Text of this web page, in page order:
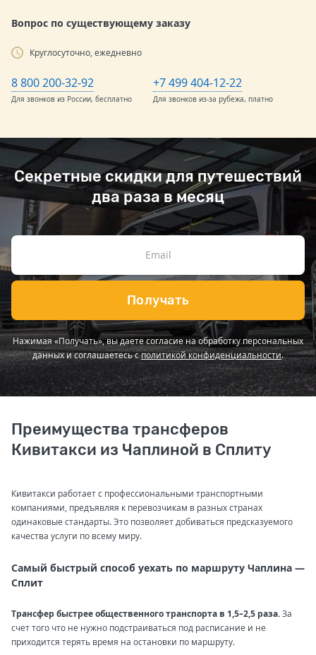
Вопрос по существующему заказу
Круглосуточно, ежедневно
8 800 200-32-92
Для звонков из России, бесплатно
+7 499 404-12-22
Для звонков из-за рубежа, платно
Секретные скидки для путешествий
два раза в месяц
Получать
Нажимая «Получать», вы даете согласие на обработку персональных
данных и соглашаетесь сполитикой конфиденциальности.
Преимущества трансферов
Кивитакси из Чаплиной в Сплиту
Кивитакси работает с профессиональными транспортными
компаниями, предъявляя к перевозчикам в разных странах
одинаковые стандарты. Это позволяет добиваться предсказуемого
качества услуги по всему миру.
Самый быстрый способ уехать по маршруту Чаплина —
Сплит
Трансфер быстрее общественного транспорта в 1,5–2,5 раза.За
счет того что не нужно подстраиваться под расписание и не
приходится терять время на остановки по маршруту.